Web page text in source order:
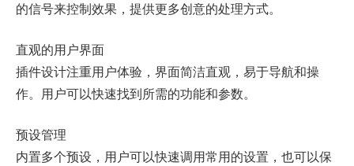
的信号来控制效果，提供更多创意的处理方式。
直观的用户界面
插件设计注重用户体验，界面简洁直观，易于导航和操
作。用户可以快速找到所需的功能和参数。
预设管理
内置多个预设，用户可以快速调用常用的设置，也可以保